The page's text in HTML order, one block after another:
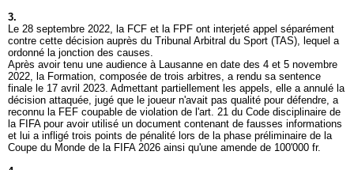
3.
Le 28 septembre 2022, la FCF et la FPF ont interjeté appel séparément
contre cette décision auprès du Tribunal Arbitral du Sport (TAS), lequel a
ordonné la jonction des causes.
Après avoir tenu une audience à Lausanne en date des 4 et 5 novembre
2022, la Formation, composée de trois arbitres, a rendu sa sentence
finale le 17 avril 2023. Admettant partiellement les appels, elle a annulé la
décision attaquée, jugé que le joueur n'avait pas qualité pour défendre, a
reconnu la FEF coupable de violation de l'art. 21 du Code disciplinaire de
la FIFA pour avoir utilisé un document contenant de fausses informations
et lui a infligé trois points de pénalité lors de la phase préliminaire de la
Coupe du Monde de la FIFA 2026 ainsi qu'une amende de 100'000 fr.